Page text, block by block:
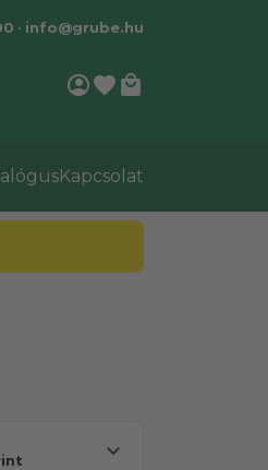
• info@grube.hu
account_circlefavorite local_mall
Kapcsolat